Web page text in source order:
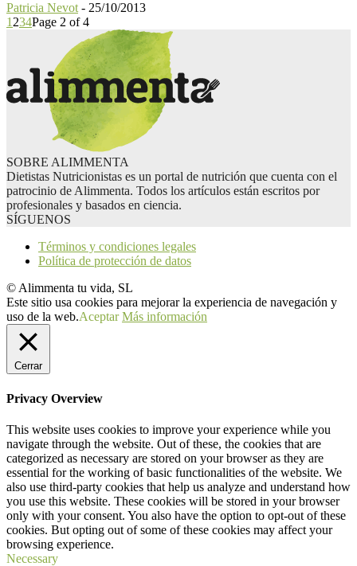
Patricia Nevot - 25/10/2013
1 234Page 2 of 4
SOBRE ALIMMENTA
Dietistas Nutricionistas es un portal de nutrición que cuenta con el
patrocinio de Alimmenta. Todos los artículos están escritos por
profesionales y basados en ciencia.
SÍGUENOS
Términos y condiciones legales
Política de protección de datos
© Alimmenta tu vida, SL
Este sitio usa cookies para mejorar la experiencia de navegación y
uso de la web.Aceptar Más información
Cerrar
Privacy Overview
This website uses cookies to improve your experience while you
navigate through the website. Out of these, the cookies that are
categorized as necessary are stored on your browser as they are
essential for the working of basic functionalities of the website. We
also use third-party cookies that help us analyze and understand how
you use this website. These cookies will be stored in your browser
only with your consent. You also have the option to opt-out of these
cookies. But opting out of some of these cookies may affect your
browsing experience.
Necessary